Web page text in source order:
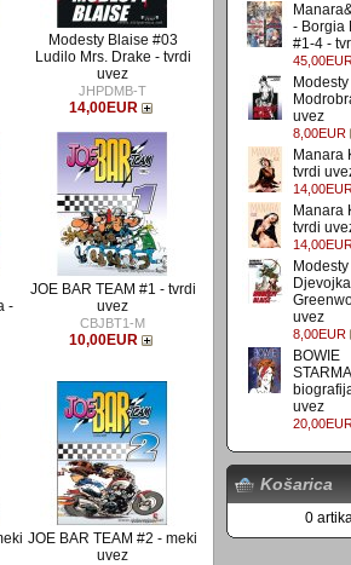
- Borgia
#1-4 -
uvez
8,00EUR
Manara
tvrdi
Manara
tvrdi
uvez
8,00EUR
BOWIE
uvez
Košarica
0
Modesty Blaise #03
Ludilo Mrs. Drake - tvrdi
uvez
JHPDMB-T
14,00EUR
-
JOE BAR TEAM #1 - tvrdi
uvez
CBJBT1-M
10,00EUR
JOE BAR TEAM #2 - meki
uvez